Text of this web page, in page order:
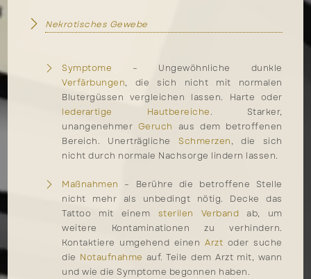
Nekrotisches Gewebe
Symptome – Ungewöhnliche dunkle
Verfärbungen, die sich nicht mit normalen
Blutergüssen vergleichen lassen. Harte oder
lederartige Hautbereiche. Starker,
unangenehmer Geruch
aus dem betroffenen
Bereich. Unerträgliche Schmerzen, die sich
nicht durch normale Nachsorge lindern lassen.
Maßnahmen – Berühre die betroffene Stelle
nicht mehr als unbedingt nötig. Decke das
Tattoo mit einem sterilen Verband ab, um
weitere Kontaminationen zu verhindern.
Kontaktiere umgehend einenArzt oder suche
die Notaufnahme auf. Teile dem Arzt mit, wann
und wie die Symptome begonnen haben.